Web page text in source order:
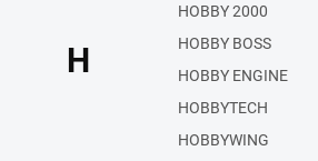
H
HOBBY 2000
HOBBY BOSS
HOBBY ENGINE
HOBBYTECH
HOBBYWING